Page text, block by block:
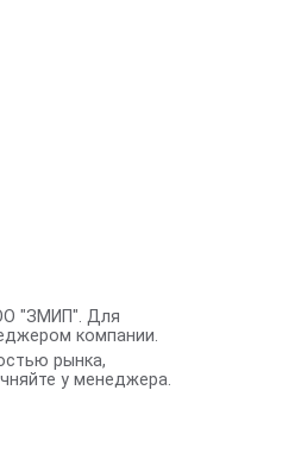
"ЗМИП". Для
компании.
рынка,
у менеджера.